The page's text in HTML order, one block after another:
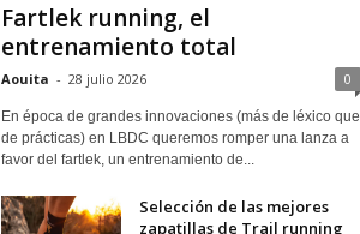
Fartlek running, el
entrenamiento total
Aouita - 28 julio 2026 0
En época de grandes innovaciones (más de léxico que
de prácticas) en LBDC queremos romper una lanza a
favor del fartlek, un entrenamiento de...
Selección de las mejores
zapatillas de Trail running